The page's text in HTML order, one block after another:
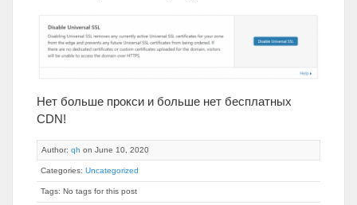
Нет больше прокси и больше нет бесплатных
CDN!
Author: qh on June 10, 2020
Categories: Uncategorized
Tags: No tags for this post